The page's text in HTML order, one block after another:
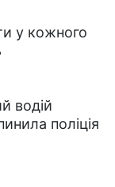
у кожного
водій
поліція